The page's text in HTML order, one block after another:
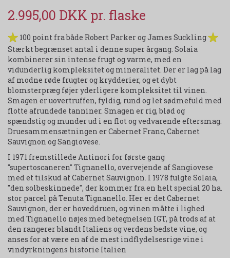
2.995,00 DKK
100 point fra både Robert Parker og James Suckling
Stærkt begrænset antal i denne super årgang. Solaia
kombinerer sin intense frugt og varme, med en
vidunderlig kompleksitet og mineralitet. Der er lag på lag
af modne røde frugter og krydderier, og et dybt
blomsterpræg føjer yderligere kompleksitet til vinen.
Smagen er uovertruffen, fyldig, rund og let sødmefuld med
flotte afrundede tanniner. Smagen er rig, blød og
spændstig og munder ud i en flot og vedvarende eftersmag.
Druesammensætningen er Cabernet Franc, Cabernet
Sauvignon og Sangiovese.
I 1971 fremstillede Antinori for første gang
"supertoscaneren" Tignanello, overvejende af Sangiovese
med et tilskud af Cabernet Sauvignon. I 1978 fulgte Solaia,
"den solbeskinnede", der kommer fra en helt special 20 ha.
stor parcel på Tenuta Tignanello. Her er det Cabernet
Sauvignon, der er hoveddruen, og vinen måtte i lighed
med Tignanello nøjes med betegnelsen IGT, på trods af at
den rangerer blandt Italiens og verdens bedste vine, og
anses for at være en af de mest indflydelsesrige vine i
vindyrkningens historie Italien